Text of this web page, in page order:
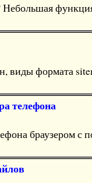
Небольшая
виды формата
телефона
браузером